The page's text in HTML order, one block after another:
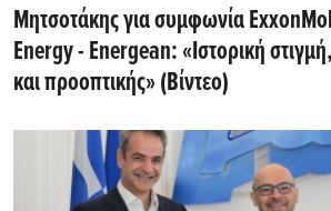
Μητσοτάκης για συμφωνία
Energy - Energean: «Ιστορική
και προοπτικής» (Βίντεο)